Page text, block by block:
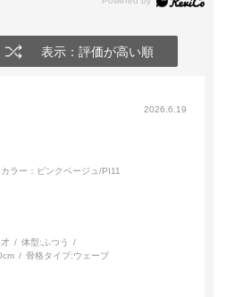
表示：評価が高い順
2026.6.19
ラー：ピンクベージュ/PI11
体型: ふつう
骨格タイプ:ウェーブ